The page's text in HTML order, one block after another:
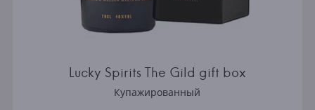
Lucky Spirits The Gild gift box
Купажированный